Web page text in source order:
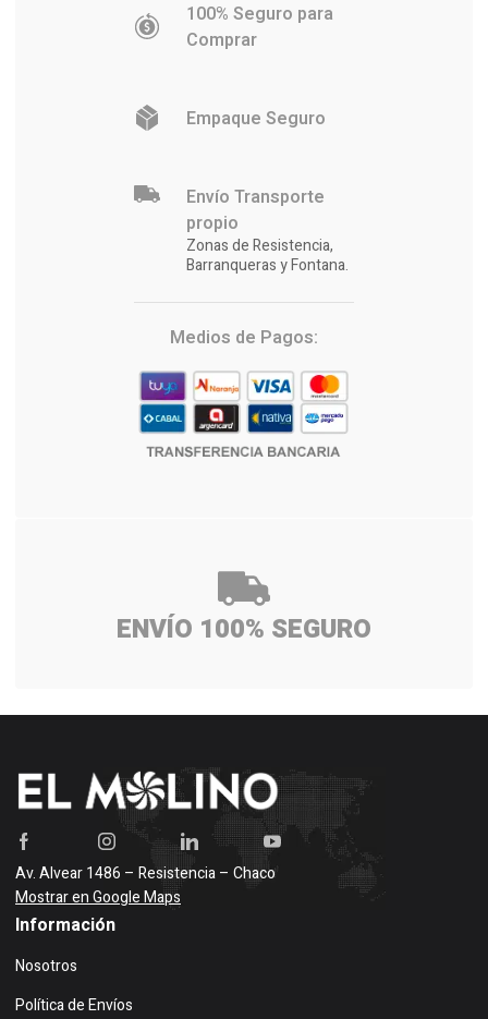
100% Seguro para
Comprar
Empaque Seguro
Envío Transporte
propio
Zonas de Resistencia,
Barranqueras y Fontana.
Medios de Pagos:
ENVÍO 100% SEGURO
Av. Alvear 1486 – Resistencia – Chaco
Mostrar en Google Maps
Información
Nosotros
Política de Envíos